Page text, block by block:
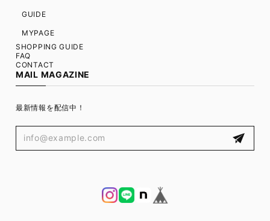
GUIDE
MYPAGE
SHOPPING GUIDE
FAQ
CONTACT
MAIL MAGAZINE
最新情報を配信中！